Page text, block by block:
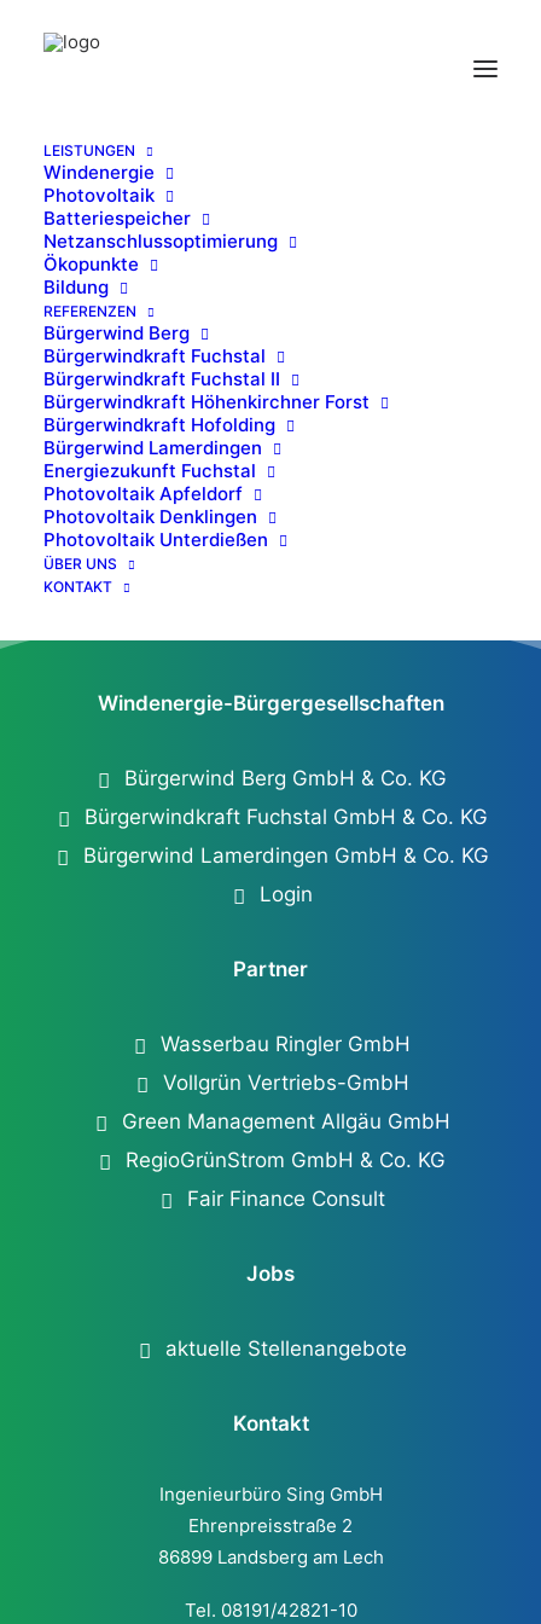
LEISTUNGEN
Windenergie
Photovoltaik
Batteriespeicher
Netzanschlussoptimierung
Ökopunkte
Bildung
REFERENZEN
Bürgerwind Berg
Bürgerwindkraft Fuchstal
Bürgerwindkraft Fuchstal II
Bürgerwindkraft Höhenkirchner Forst
Bürgerwindkraft Hofolding
Bürgerwind Lamerdingen
Energiezukunft Fuchstal
Photovoltaik Apfeldorf
Photovoltaik Denklingen
Photovoltaik Unterdießen
ÜBER UNS
KONTAKT
PV-Denklingen-Titel2
Home Photovoltaik Denklingen
Windenergie-Bürgergesellschaften
Bürgerwind Berg GmbH & Co. KG
Bürgerwindkraft Fuchstal GmbH & Co. KG
Bürgerwind Lamerdingen GmbH & Co. KG
Login
Partner
Wasserbau Ringler GmbH
Vollgrün Vertriebs-GmbH
Green Management Allgäu GmbH
RegioGrünStrom GmbH & Co. KG
Fair Finance Consult
Jobs
aktuelle Stellenangebote
Kontakt
Ingenieurbüro Sing GmbH
Ehrenpreisstraße 2
86899 Landsberg am Lech
Tel. 08191/42821-10